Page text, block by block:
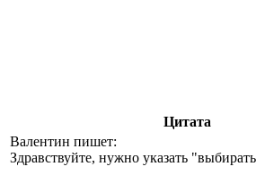
Цитата
Валентин пишет:
Здравствуйте, нужно указать